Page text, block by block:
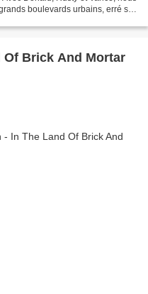
boulevards urbains, erré sur
Of Brick And Mortar